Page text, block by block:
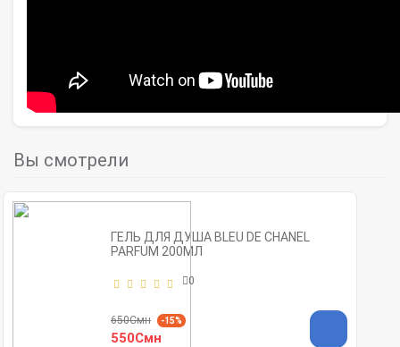
Вы смотрели
ГЕЛЬ ДЛЯ ДУША BLEU DE CHANEL
PARFUM 200МЛ
0
650Смн -15%
550Смн